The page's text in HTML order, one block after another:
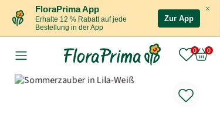
×
FloraPrima App
Erhalte 12 % Rabatt auf jede
Bestellung in der App
Zur App